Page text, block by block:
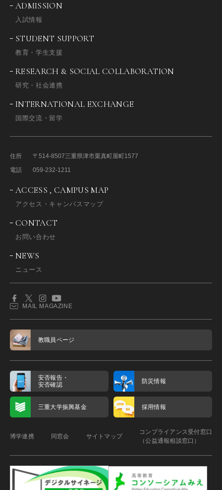
ADMISSION
入試情報
STUDENT SUPPORT
教育・学生支援
RESEARCH & SOCIAL COLLABORATION
研究・社会連携
INTERNATIONAL EXCHANGE
国際交流・留学
住所 〒514-8507三重県津市栗真町屋町1577
電話
059-232-1211
ACCESS , CAMPUS MAP
アクセス・キャンパスマップ
CONTACT
お問い合わせ
NEWS
ニュース
MAIL MAGAZINE
教職員ページ
安否報告・
安否確認
防災情報
三重大学振興基金 採用情報
博学連携 同窓会 サイトマップ
コンプライアンス受付窓口
（公益通報相談窓口）